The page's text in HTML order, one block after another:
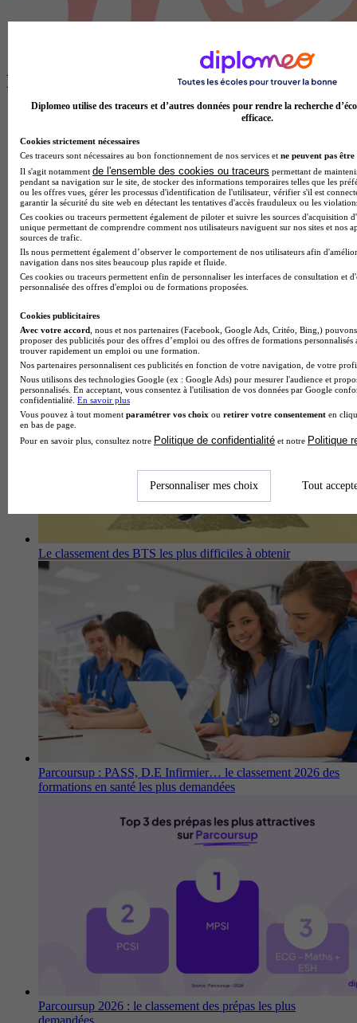
Plus de contenus sur Classements
Parcoursup 2026 : le classement des licences les plus
demandées
Le classement des BTS les plus difficiles à obtenir
Parcoursup : PASS, D.E Infirmier… le classement 2026 des
formations en santé les plus demandées
Parcoursup 2026 : le classement des prépas les plus
Diplomeo utilise des traceurs et d’autres données pour rendre la recherche
efficace.
Cookies strictement nécessaires
Ces traceurs sont nécessaires au bon fonctionnement de nos services et ne peuvent pas être
Il s'agit notamment de l'ensemble des cookies ou traceurs permettant de
pendant sa navigation sur le site, de stocker des informations temporaires telles que les
ou les offres vues, gérer les processus d'identification de l'utilisateur, vérifier s'il est
garantir la sécurité du site web en détectant les tentatives d'accès frauduleux ou les
Ces cookies ou traceurs permettent également de piloter et suivre les sources d'acquisition
unique permettant de comprendre comment nos utilisateurs naviguent sur nos sites et nos
sources de trafic.
Ils nous permettent également d’observer le comportement de nos utilisateurs afin
navigation dans nos sites beaucoup plus rapide et fluide.
Ces cookies ou traceurs permettent enfin de personnaliser les interfaces de consultation et
personnalisée des offres d'emploi ou de formations proposées.
Cookies publicitaires
Avec votre accord , nous et nos partenaires (Facebook, Google Ads, Critéo, Bing,)
proposer des publicités pour des offres d’emploi ou des offres de formations
trouver rapidement un emploi ou une formation.
Nos partenaires personnalisent ces publicités en fonction de votre navigation, de votre
Nous utilisons des technologies Google (ex : Google Ads) pour mesurer l'audience et
personnalisés. En acceptant, vous consentez à l'utilisation de vos données par Google
confidentialité. En savoir plus
Vous pouvez à tout moment paramétrer vos choix ou retirer votre consentement en
en bas de page.
Pour en savoir plus, consultez notre Politique de confidentialité et notre Politique
Personnaliser mes choix Tout